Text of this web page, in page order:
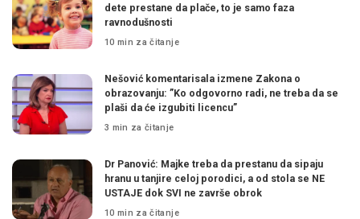
dete prestane da plače, to je samo faza
ravnodušnosti
10 min za čitanje
Nešović komentarisala izmene Zakona o
obrazovanju: ”Ko odgovorno radi, ne treba da se
plaši da će izgubiti licencu”
3 min za čitanje
Dr Panović: Majke treba da prestanu da sipaju
hranu u tanjire celoj porodici, a od stola se NE
USTAJE dok SVI ne završe obrok
10 min za čitanje